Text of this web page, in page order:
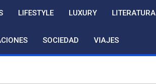
LIFESTYLE LUXURY LITERATURA
SOCIEDAD VIAJES